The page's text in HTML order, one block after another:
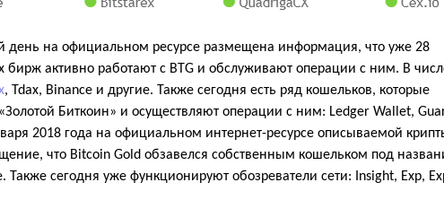
день на официальном ресурсе размещена информация, что уже 28
бирж активно работают с BTG и обслуживают операции с ним. В
, Tdax, Binance и другие. Также сегодня есть ряд кошельков, которые
Биткоин» и осуществляют операции с ним: Ledger Wallet,
2018 года на официальном интернет-ресурсе описываемой
что Bitcoin Gold обзавелся собственным кошельком под
Также сегодня уже функционируют обозреватели сети: Insight, Exp,